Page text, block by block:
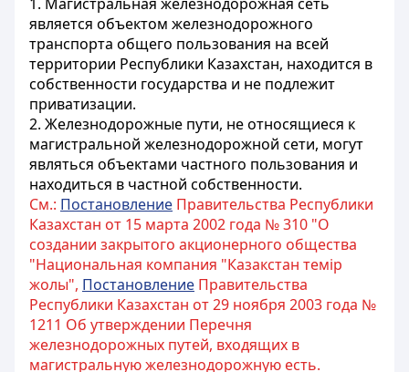
является объектом железнодорожного
транспорта общего пользования на всей
территории Республики Казахстан, находится в
собственности государства и не подлежит
приватизации.
2. Железнодорожные пути, не относящиеся к
магистральной железнодорожной сети, могут
являться объектами частного пользования и
находиться в частной собственности.
См.: Постановление Правительства Республики
Казахстан от 15 марта 2002 года № 310 "О
создании закрытого акционерного общества
"Национальная компания "Казакстан темiр
жолы", Постановление Правительства
Республики Казахстан от 29 ноября 2003 года №
1211 Об утверждении Перечня
железнодорожных путей, входящих в
магистральную железнодорожную есть.